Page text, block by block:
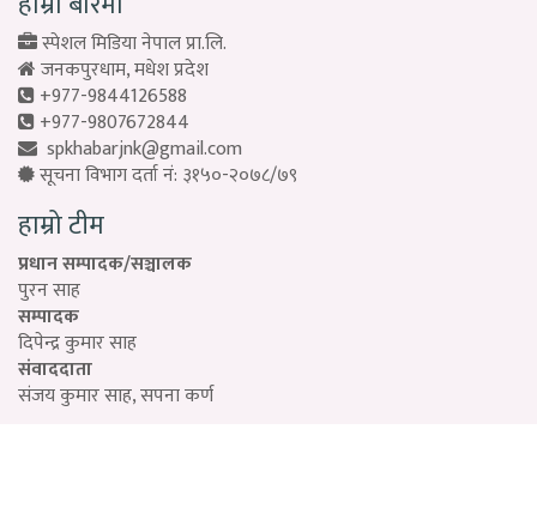
स्पेशल मिडिया नेपाल प्रा.लि.
जनकपुरधाम, मधेश प्रदेश
+977-9844126588
+977-9807672844
spkhabarjnk@gmail.com
सूचना विभाग दर्ता नं: ३१५०-२०७८/७९
हाम्रो टीम
प्रधान सम्पादक/सञ्चालक
पुरन साह
सम्पादक
दिपेन्द्र कुमार साह
संवाददाता
संजय कुमार साह, सपना कर्ण